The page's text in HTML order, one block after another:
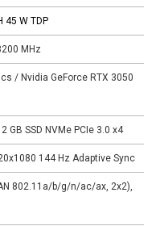
45 W TDP
MHz
/ Nvidia GeForce RTX 3050
GB SSD NVMe PCIe 3.0 x4
144 Hz Adaptive Sync
802.11a/​b/​g/​n/​ac/​ax, 2x2),